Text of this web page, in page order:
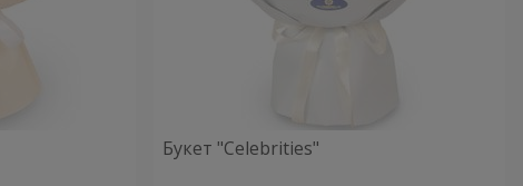
Букет "Celebrities"